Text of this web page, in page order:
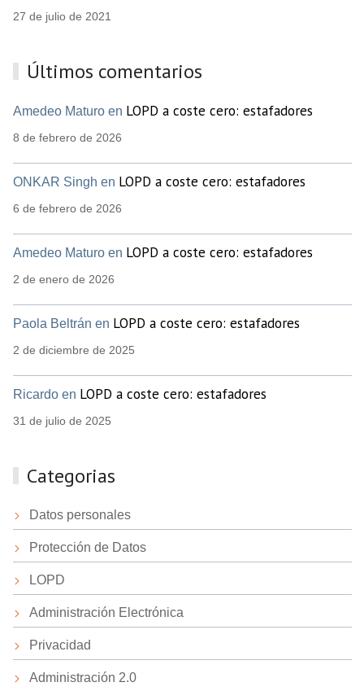
27 de julio de 2021
Últimos comentarios
Amedeo Maturo en LOPD a coste cero: estafadores
8 de febrero de 2026
ONKAR Singh en LOPD a coste cero: estafadores
6 de febrero de 2026
Amedeo Maturo en LOPD a coste cero: estafadores
2 de enero de 2026
Paola Beltrán en LOPD a coste cero: estafadores
2 de diciembre de 2025
Ricardo en LOPD a coste cero: estafadores
31 de julio de 2025
Categorias
Datos personales
Protección de Datos
LOPD
Administración Electrónica
Privacidad
Administración 2.0